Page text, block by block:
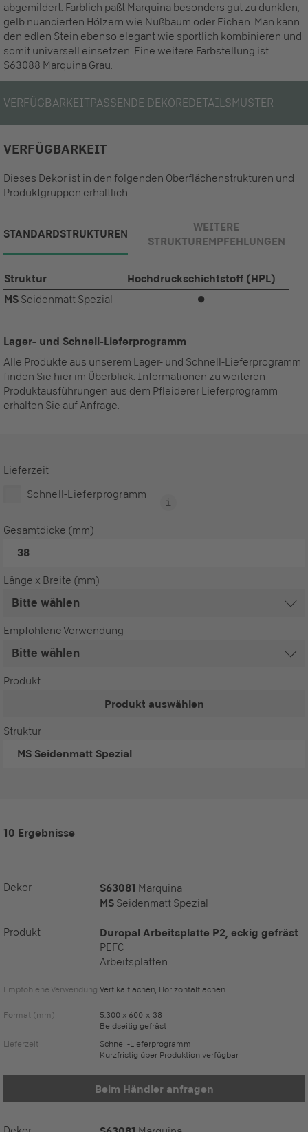
abgemildert. Farblich paßt Marquina besonders gut zu dunklen,
gelb nuancierten Hölzern wie Nußbaum oder Eichen. Man kann
den edlen Stein ebenso elegant wie sportlich kombinieren und
somit universell einsetzen. Eine weitere Farbstellung ist
S63088 Marquina Grau.
VERFÜGBARKEITPASSENDE DEKOREDETAILSMUSTER
VERFÜGBARKEIT
Dieses Dekor ist in den folgenden Oberflächenstrukturen und
Produktgruppen erhältlich:
STANDARDSTRUKTUREN
WEITERE
STRUKTUREMPFEHLUNGEN
Struktur
Hochdruckschichtstoff (HPL)
MS Seidenmatt Spezial ⏺
Lager- und Schnell-Lieferprogramm
Alle Produkte aus unserem Lager- und Schnell-Lieferprogramm
finden Sie hier im Überblick. Informationen zu weiteren
Produktausführungen aus dem Pfleiderer Lieferprogramm
erhalten Sie auf Anfrage.
Lieferzeit
Schnell-Lieferprogramm
Gesamtdicke (mm)
38
Länge x Breite (mm)
Empfohlene Verwendung
Produkt
Produkt auswählen
Struktur
MS Seidenmatt Spezial
10 Ergebnisse
Dekor S63081 Marquina
MS Seidenmatt Spezial
Produkt Duropal Arbeitsplatte P2, eckig gefräst
PEFC
Arbeitsplatten
Empfohlene Verwendung Vertikalflächen, Horizontalflächen
Format (mm)
5.300 x 600 x 38
Beidseitig gefräst
Lieferzeit
Schnell-Lieferprogramm
Kurzfristig über Produktion verfügbar
Beim Händler anfragen